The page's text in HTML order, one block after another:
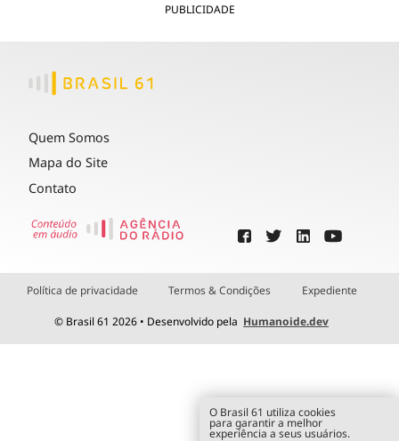
PUBLICIDADE
Quem Somos
Mapa do Site
Contato
Política de privacidade Termos & Condições Expediente
© Brasil 61 2026 • Desenvolvido pela Humanoide.dev
O Brasil 61 utiliza cookies
para garantir a melhor
experiência a seus usuários.